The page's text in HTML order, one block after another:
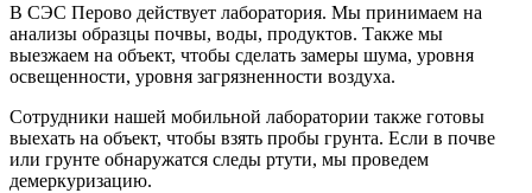
В СЭС Перово действует лаборатория. Мы принимаем на
анализы образцы почвы, воды, продуктов. Также мы
выезжаем на объект, чтобы сделать замеры шума, уровня
освещенности, уровня загрязненности воздуха.
Сотрудники нашей мобильной лаборатории также готовы
выехать на объект, чтобы взять пробы грунта. Если в почве
или грунте обнаружатся следы ртути, мы проведем
демеркуризацию.